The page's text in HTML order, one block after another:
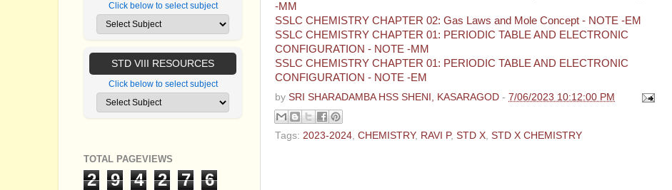
-MM
SSLC CHEMISTRY CHAPTER 02: Gas Laws and Mole Concept - NOTE -EM
SSLC CHEMISTRY CHAPTER 01: PERIODIC TABLE AND ELECTRONIC
CONFIGURATION - NOTE -MM
SSLC CHEMISTRY CHAPTER 01: PERIODIC TABLE AND ELECTRONIC
CONFIGURATION - NOTE -EM
by SRI SHARADAMBA HSS SHENI, KASARAGOD - 7/06/2023 10:12:00 PM
Tags: 2023-2024 CHEMISTRY, RAVI P, STD X STD X CHEMISTRY
Click below to select subject
STD VIII RESOURCES
Click below to select subject
TOTAL PAGEVIEWS
2 9 4 2 7
6